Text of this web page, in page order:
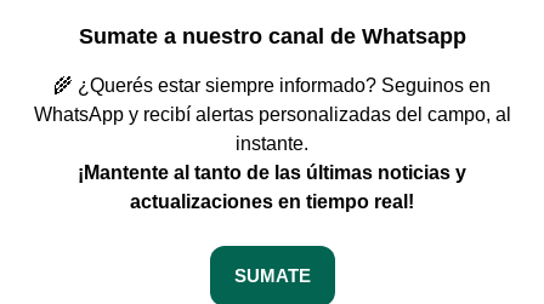
Sumate a nuestro canal de Whatsapp
🌾 ¿Querés estar siempre informado? Seguinos en
WhatsApp y recibí alertas personalizadas del campo, al
instante.
¡Mantente al tanto de las últimas noticias y
actualizaciones en tiempo real!
SUMATE